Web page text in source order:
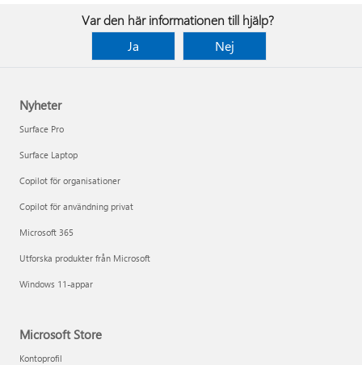
Var den här informationen till hjälp?
Ja
Nej
Nyheter
Surface Pro
Surface Laptop
Copilot för organisationer
Copilot för användning privat
Microsoft 365
Utforska produkter från Microsoft
Windows 11-appar
Microsoft Store
Kontoprofil